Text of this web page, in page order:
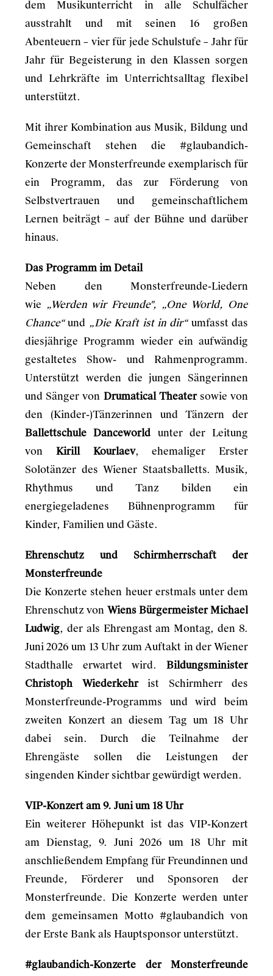
dem Musikunterricht in alle Schulfächer
ausstrahlt und mit seinen 16 großen
Abenteuern – vier für jede Schulstufe – Jahr für
Jahr für Begeisterung in den Klassen sorgen
und Lehrkräfte im Unterrichtsalltag flexibel
unterstützt.
Mit ihrer Kombination aus Musik, Bildung und
Gemeinschaft stehen die #glaubandich-
Konzerte der Monsterfreunde exemplarisch für
ein Programm, das zur Förderung von
Selbstvertrauen und gemeinschaftlichem
Lernen beiträgt – auf der Bühne und darüber
hinaus.
Das Programm im Detail
Neben den Monsterfreunde-Liedern
wie „Werden wir Freunde", „One World, One
Chance“und „Die Kraft ist in dir“umfasst das
diesjährige Programm wieder ein aufwändig
gestaltetes Show- und Rahmenprogramm.
Unterstützt werden die jungen Sängerinnen
und Sänger von Drumatical Theatersowie von
den (Kinder-)Tänzerinnen und Tänzern der
Ballettschule Danceworldunter der Leitung
von Kirill Kourlaev, ehemaliger Erster
Solotänzer des Wiener Staatsballetts. Musik,
Rhythmus und Tanz bilden ein
energiegeladenes Bühnenprogramm für
Kinder, Familien und Gäste.
Ehrenschutz und Schirmherrschaft der
Monsterfreunde
Die Konzerte stehen heuer erstmals unter dem
Ehrenschutz von Wiens Bürgermeister Michael
Ludwig, der als Ehrengast am Montag, den 8.
Juni 2026 um 13 Uhr zum Auftakt in der Wiener
Stadthalle erwartet wird. Bildungsminister
Christoph Wiederkehrist Schirmherr des
Monsterfreunde-Programms und wird beim
zweiten Konzert an diesem Tag um 18 Uhr
dabei sein. Durch die Teilnahme der
Ehrengäste sollen die Leistungen der
singenden Kinder sichtbar gewürdigt werden.
VIP-Konzert am 9. Juni um 18 Uhr
Ein weiterer Höhepunkt ist das VIP-Konzert
am Dienstag, 9. Juni 2026 um 18 Uhr mit
anschließendem Empfang für Freundinnen und
Freunde, Förderer und Sponsoren der
Monsterfreunde. Die Konzerte werden unter
dem gemeinsamen Motto #glaubandich von
der Erste Bank als Hauptsponsor unterstützt.
#glaubandich-Konzerte der Monsterfreunde